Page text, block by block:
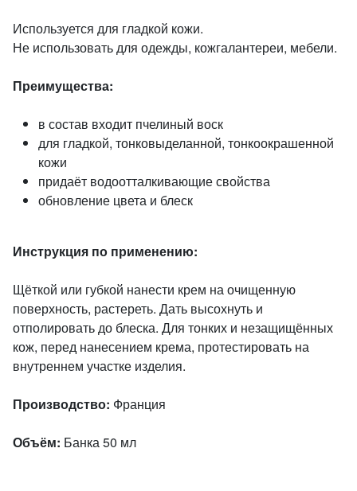
Используется для гладкой кожи.
Не использовать для одежды, кожгалантереи, мебели.
Преимущества:
в состав входит пчелиный воск
для гладкой, тонковыделанной, тонкоокрашенной
кожи
придаёт водоотталкивающие свойства
обновление цвета и блеск
Инструкция по применению:
Щёткой или губкой нанести крем на очищенную
поверхность, растереть. Дать высохнуть и
отполировать до блеска. Для тонких и незащищённых
кож, перед нанесением крема, протестировать на
внутреннем участке изделия.
Производство: Франция
Объём: Банка 50 мл